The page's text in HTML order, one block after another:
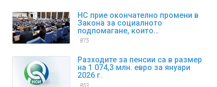
НС прие окончателно промени в
Закона за социалното
подпомагане, които
регламентират коледните и
875
Разходите за пенсии са в размер
на 1 074,3 млн. евро за януари
2026 г.
853